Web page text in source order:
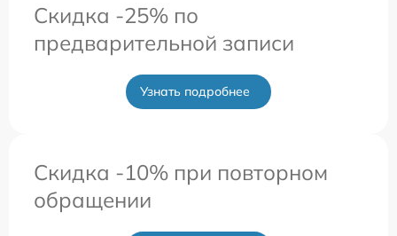
Скидка -25% по
предварительной записи
Узнать подробнее
Скидка -10% при повторном
обращении